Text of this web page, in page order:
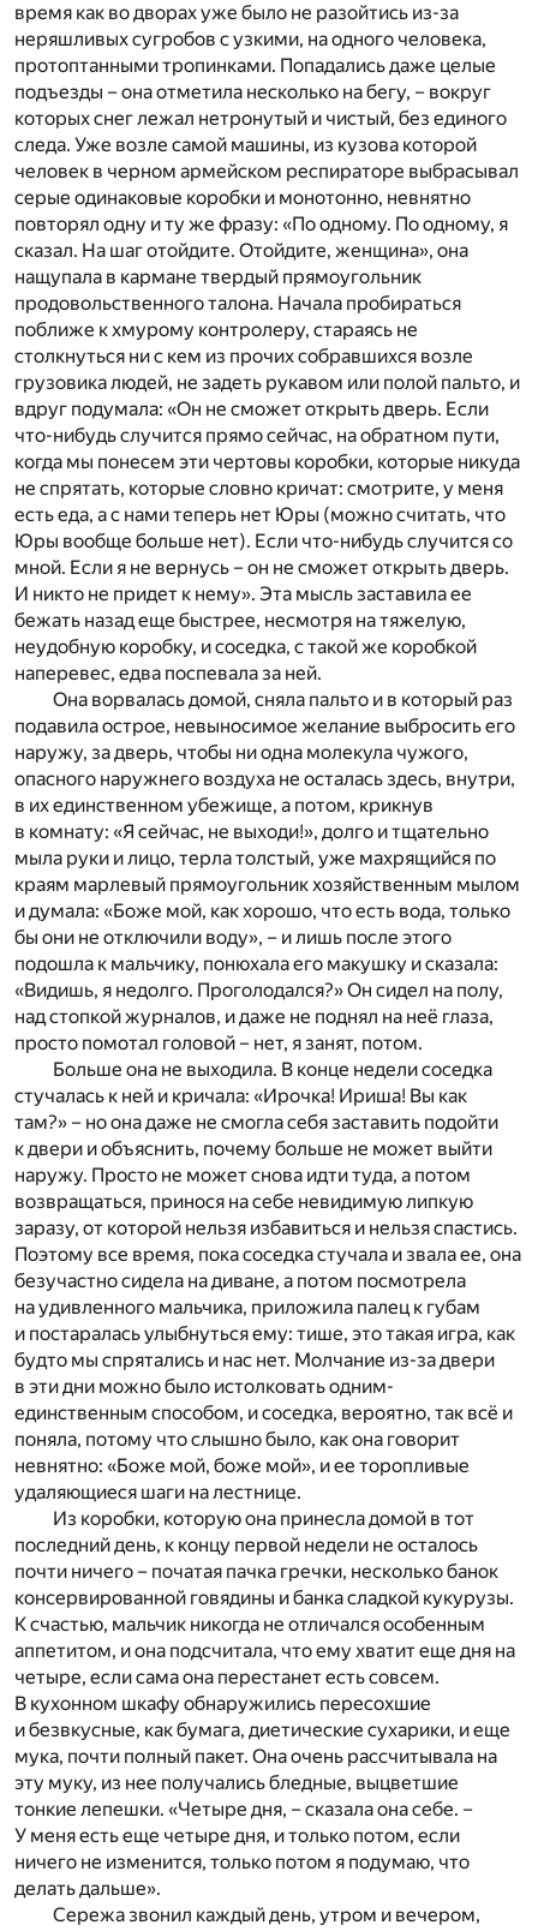
время как во дворах уже было не разойтись из-за
неряшливых сугробов с узкими, на одного человека,
протоптанными тропинками. Попадались даже целые
подъезды – она отметила несколько на бегу, – вокруг
которых снег лежал нетронутый и чистый, без единого
следа. Уже возле самой машины, из кузова которой
человек в черном армейском респираторе выбрасывал
серые одинаковые коробки и монотонно, невнятно
повторял одну и ту же фразу: «По одному. По одному, я
сказал. На шаг отойдите. Отойдите, женщина», она
нащупала в кармане твердый прямоугольник
продовольственного талона. Начала пробираться
поближе к хмурому контролеру, стараясь не
столкнуться ни с кем из прочих собравшихся возле
грузовика людей, не задеть рукавом или полой пальто, и
вдруг подумала: «Он не сможет открыть дверь. Если
что-нибудь случится прямо сейчас, на обратном пути,
когда мы понесем эти чертовы коробки, которые никуда
не спрятать, которые словно кричат: смотрите, у меня
есть еда, а с нами теперь нет Юры (можно считать, что
Юры вообще больше нет). Если что-нибудь случится со
мной. Если я не вернусь – он не сможет открыть дверь.
И никто не придет к нему». Эта мысль заставила ее
бежать назад еще быстрее, несмотря на тяжелую,
неудобную коробку, и соседка, с такой же коробкой
наперевес, едва поспевала за ней.
Она ворвалась домой, сняла пальто и в который раз
подавила острое, невыносимое желание выбросить его
наружу, за дверь, чтобы ни одна молекула чужого,
опасного наружнего воздуха не осталась здесь, внутри,
в их единственном убежище, а потом, крикнув
в комнату: «Я сейчас, не выходи!», долго и тщательно
мыла руки и лицо, терла толстый, уже махрящийся по
краям марлевый прямоугольник хозяйственным мылом
и думала: «Боже мой, как хорошо, что есть вода, только
бы они не отключили воду», – и лишь после этого
подошла к мальчику, понюхала его макушку и сказала:
«Видишь, я недолго. Проголодался?» Он сидел на полу,
над стопкой журналов, и даже не поднял на неё глаза,
просто помотал головой – нет, я занят, потом.
Больше она не выходила. В конце недели соседка
стучалась к ней и кричала: «Ирочка! Ириша! Вы как
там?» – но она даже не смогла себя заставить подойти
к двери и объяснить, почему больше не может выйти
наружу. Просто не может снова идти туда, а потом
возвращаться, принося на себе невидимую липкую
заразу, от которой нельзя избавиться и нельзя спастись.
Поэтому все время, пока соседка стучала и звала ее, она
безучастно сидела на диване, а потом посмотрела
на удивленного мальчика, приложила палец к губам
и постаралась улыбнуться ему: тише, это такая игра, как
будто мы спрятались и нас нет. Молчание из-за двери
в эти дни можно было истолковать одним-
единственным способом, и соседка, вероятно, так всё и
поняла, потому что слышно было, как она говорит
невнятно: «Боже мой, боже мой», и ее торопливые
удаляющиеся шаги на лестнице.
Из коробки, которую она принесла домой в тот
последний день, к концу первой недели не осталось
почти ничего – початая пачка гречки, несколько банок
консервированной говядины и банка сладкой кукурузы.
К счастью, мальчик никогда не отличался особенным
аппетитом, и она подсчитала, что ему хватит еще дня на
четыре, если сама она перестанет есть совсем.
В кухонном шкафу обнаружились пересохшие
и безвкусные, как бумага, диетические сухарики, и еще
мука, почти полный пакет. Она очень рассчитывала на
эту муку, из нее получались бледные, выцветшие
тонкие лепешки. «Четыре дня, – сказала она себе. –
У меня есть еще четыре дня, и только потом, если
ничего не изменится, только потом я подумаю, что
делать дальше».
Сережа звонил каждый день, утром и вечером,